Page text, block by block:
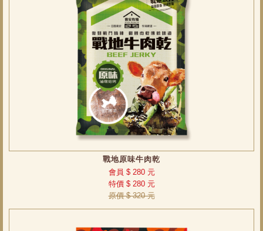
戰地原味牛肉乾
會員 $ 280 元
特價 $ 280 元
原價 $ 320 元